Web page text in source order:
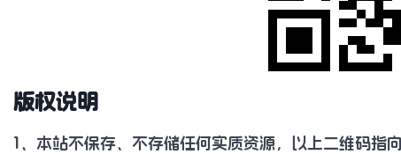
版权说明
1、本站不保存、不存储任何实质资源，以上二维码指